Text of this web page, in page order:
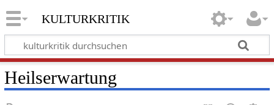
kulturkritik
Heilserwartung